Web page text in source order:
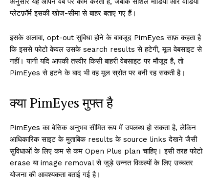
प्लेटफ़ॉर्म इसकी खोज-सीमा से बाहर बताए गए हैं।
इसके अलावा, opt-out सुविधा होने के बावजूद PimEyes साफ़ कहता है
कि इससे फोटो केवल उसके search results से हटेगी, मूल वेबसाइट से
नहीं। यानी यदि आपकी तस्वीर किसी बाहरी वेबसाइट पर मौजूद है, तो
PimEyes से हटने के बाद भी वह मूल स्रोत पर बनी रह सकती है।
क्या PimEyes मुफ्त है
PimEyes का बेसिक अनुभव सीमित रूप में उपलब्ध हो सकता है, लेकिन
आधिकारिक साइट के मुताबिक results के source links देखने जैसी
सुविधाओं के लिए कम से कम Open Plus plan चाहिए। इसी तरह फोटो
erase या image removal से जुड़े उन्नत विकल्पों के लिए उच्चतर
योजना की आवश्यकता बताई गई है।